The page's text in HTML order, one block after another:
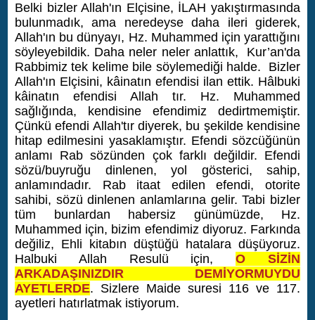
Belki bizler Allah'ın Elçisine, İLAH yakıştırmasında
bulunmadık, ama neredeyse daha ileri giderek,
Allah'ın bu dünyayı, Hz. Muhammed için yarattığını
söyleyebildik. Daha neler neler anlattık, Kur’an'da
Rabbimiz tek kelime bile söylemediği halde. Bizler
Allah'ın Elçisini, kâinatın efendisi ilan ettik. Hâlbuki
kâinatın efendisi Allah tır. Hz. Muhammed
sağlığında, kendisine efendimiz dedirtmemiştir.
Çünkü efendi Allah'tır diyerek, bu şekilde kendisine
hitap edilmesini yasaklamıştır. Efendi sözcüğünün
anlamı Rab sözünden çok farklı değildir. Efendi
sözü/buyruğu dinlenen, yol gösterici, sahip,
anlamındadır. Rab itaat edilen efendi, otorite
sahibi, sözü dinlenen anlamlarına gelir. Tabi bizler
tüm bunlardan habersiz günümüzde, Hz.
Muhammed için, bizim efendimiz diyoruz. Farkında
değiliz, Ehli kitabın düştüğü hatalara düşüyoruz.
Halbuki Allah Resulü için,O SİZİN
ARKADAŞINIZDIR DEMİYORMUYDU
AYETLERDE. Sizlere Maide suresi 116 ve 117.
ayetleri hatırlatmak istiyorum.